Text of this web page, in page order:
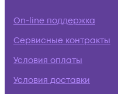
On-line поддержка
Сервисные контракты
Условия оплаты
Условия доставки